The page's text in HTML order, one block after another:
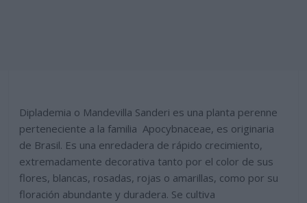
Diplademia o Mandevilla Sanderi es una planta perenne
perteneciente a la familia Apocybnaceae, es originaria
de Brasil. Es una enredadera de rápido crecimiento,
extremadamente decorativa tanto por el color de sus
flores, blancas, rosadas, rojas o amarillas, como por su
floración abundante y duradera. Se cultiva